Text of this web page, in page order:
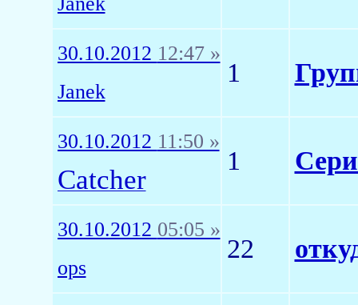
30.10.2012 12:47 »
Janek
1
30.10.2012 11:50 »
Catcher
1
30.10.2012 05:05 »
ops
22